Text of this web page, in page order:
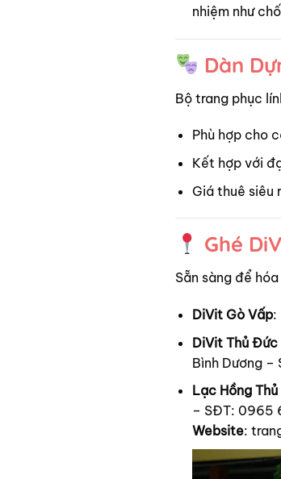
nhiệm như
Dàn
Bộ trang phục
Phù hợp cho
Kết hợp với
Giá thuê
Ghé
Sẵn sàng để
DiVit Gò Vấp:
DiVit Thủ Đức
Bình Dương
Lạc Hồng
– SĐT: 0965
Website: